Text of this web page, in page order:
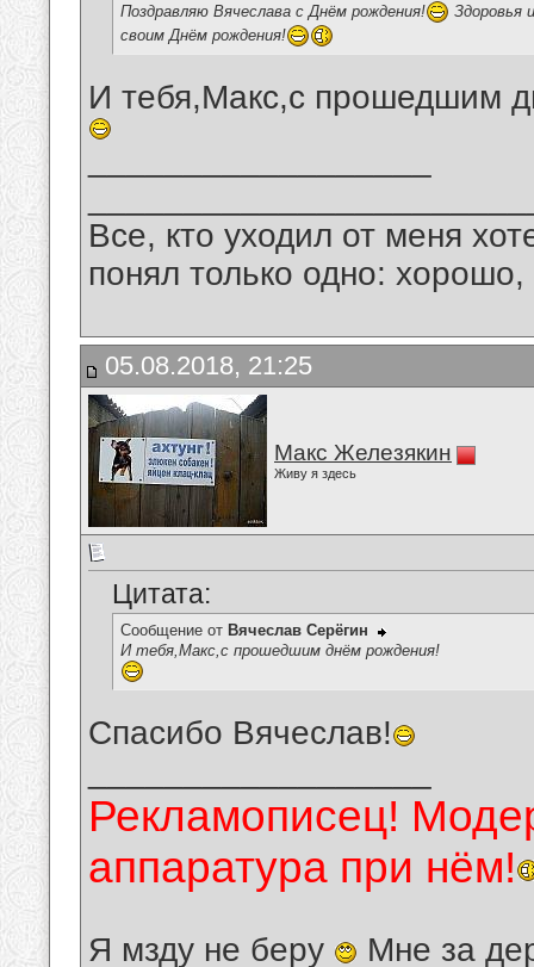
Поздравляю Вячеслава с Днём рождения!
Здоровья
своим Днём рождения!
И тебя,Макс,с прошедшим
Все, кто уходил от меня
понял только одно:
05.08.2018, 21:25
Макс Железякин
Живу я здесь
Цитата:
Сообщение от Вячеслав Серёгин
И тебя,Макс,с прошедшим днём рождения!
Спасибо Вячеслав!
Рекламописец!
аппаратура при нём!
Я мзду не беру Мне за